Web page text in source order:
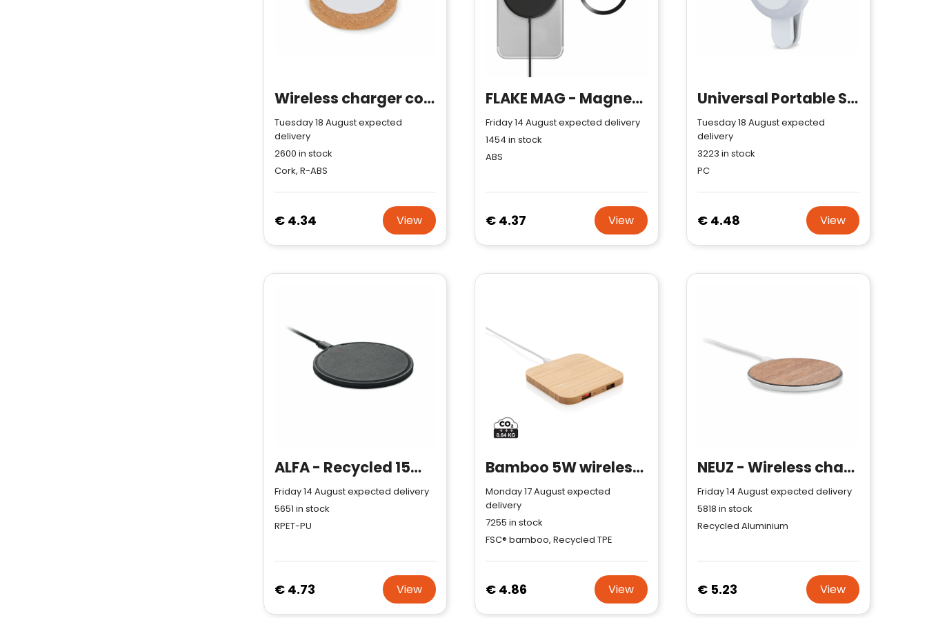
Wireless charger cork & RABS 15W
Tuesday 18 August expected
delivery
2600 in stock
Cork, R-ABS
€ 4.34 View
FLAKE MAG - Magnetic wireless charger 10W
Friday 14 August expected delivery
1454 in stock
ABS
€ 4.37 View
Universal Portable Selfie LED Light with 3-Level Brightness
Tuesday 18 August expected
delivery
3223 in stock
PC
€ 4.48 View
ALFA - Recycled 15W Wireless charger
Friday 14 August expected delivery
5651 in stock
RPET-PU
€ 4.73 View
Bamboo 5W wireless charger with USB
Monday 17 August expected
delivery
7255 in stock
FSC® bamboo, Recycled TPE
€ 4.86 View
NEUZ - Wireless charger 15W
Friday 14 August expected delivery
5818 in stock
Recycled Aluminium
€ 5.23 View
Trustindex-certificaat
Trustindex-certificaat.
Meer informatie